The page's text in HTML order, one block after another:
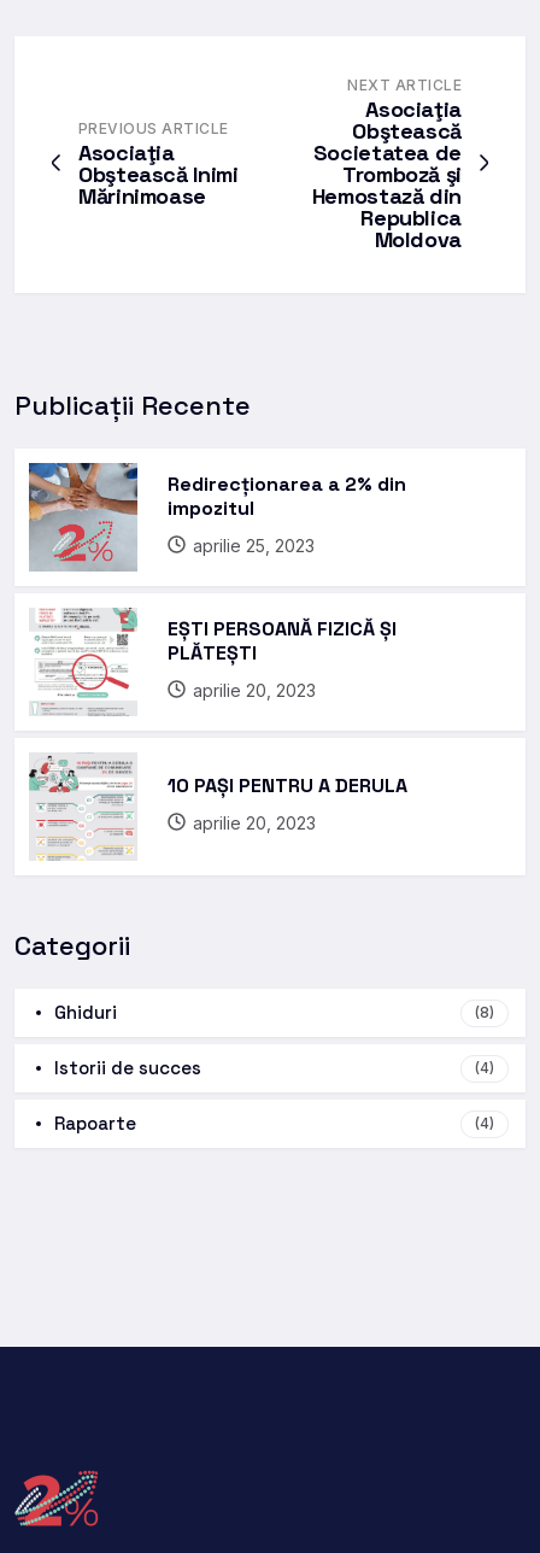
PREVIOUS ARTICLE
Asociaţia
Obştească Inimi
Mărinimoase
NEXT ARTICLE
Asociaţia
Obştească
Societatea de
Tromboză şi
Hemostază din
Republica
Moldova
Publicații Recente
Redirecționarea a 2% din
impozitul
aprilie 25, 2023
EȘTI PERSOANĂ FIZICĂ ȘI
PLĂTEȘTI
aprilie 20, 2023
10 PAȘI PENTRU A DERULA
aprilie 20, 2023
Categorii
Ghiduri (8)
Istorii de succes (4)
Rapoarte (4)